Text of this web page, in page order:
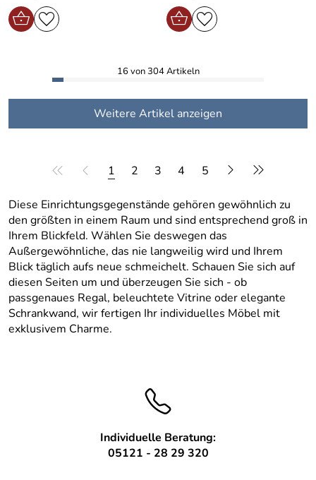
16 von 304 Artikeln
Weitere Artikel anzeigen
1 2 3 4 5
Diese Einrichtungsgegenstände gehören gewöhnlich zu
den größten in einem Raum und sind entsprechend groß in
Ihrem Blickfeld. Wählen Sie deswegen das
Außergewöhnliche, das nie langweilig wird und Ihrem
Blick täglich aufs neue schmeichelt. Schauen Sie sich auf
diesen Seiten um und überzeugen Sie sich - ob
passgenaues Regal, beleuchtete Vitrine oder elegante
Schrankwand, wir fertigen Ihr individuelles Möbel mit
exklusivem Charme.
Individuelle Beratung:
05121 - 28 29 320